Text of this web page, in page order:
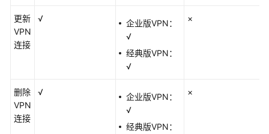
管
理
员
最
佳
实
更新
VPN
连接
√
企业版VPN：
√
经典版VPN：
√
×
删除
VPN
连接
√
企业版VPN：
√
经典版VPN：
×